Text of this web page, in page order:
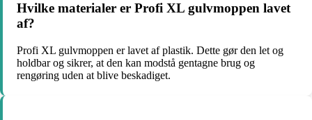
Hvilke materialer er Profi XL gulvmoppen lavet
af?
Profi XL gulvmoppen er lavet af plastik. Dette gør den let og
holdbar og sikrer, at den kan modstå gentagne brug og
rengøring uden at blive beskadiget.